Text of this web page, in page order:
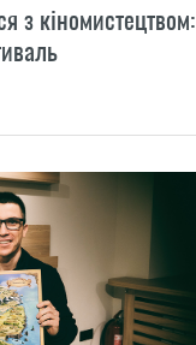
з кіномистецтвом: